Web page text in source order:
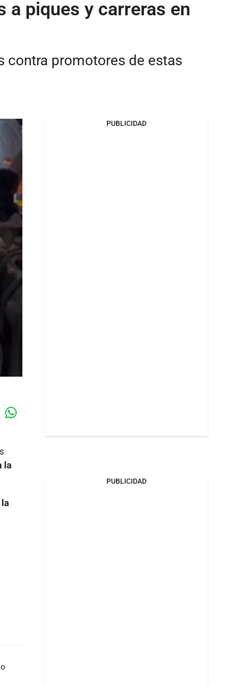
a piques y carreras en
contra promotores de estas
la
PUBLICIDAD
PUBLICIDAD